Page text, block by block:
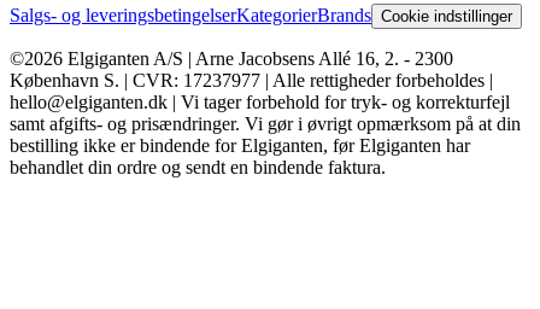
Salgs- og leveringsbetingelserKategorierBrands Cookie indstillinger
©2026 Elgiganten A/S | Arne Jacobsens Allé 16, 2. - 2300
København S. | CVR: 17237977 | Alle rettigheder forbeholdes |
hello@elgiganten.dk | Vi tager forbehold for tryk- og korrekturfejl
samt afgifts- og prisændringer. Vi gør i øvrigt opmærksom på at din
bestilling ikke er bindende for Elgiganten, før Elgiganten har
behandlet din ordre og sendt en bindende faktura.